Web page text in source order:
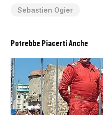
Sebastien Ogier
Potrebbe Piacerti Anche